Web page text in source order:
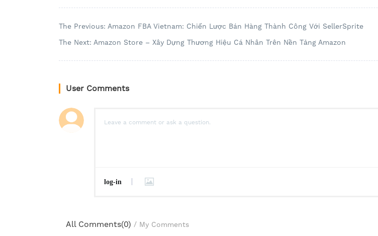
The Previous: Amazon FBA Vietnam: Chiến Lược Bán Hàng Thành Công Với SellerSprite
The Next: Amazon Store – Xây Dựng Thương Hiệu Cá Nhân Trên Nền Tảng Amazon
User Comments
log-in
All Comments(0) / My Comments